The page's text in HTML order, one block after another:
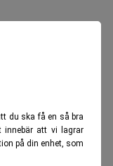
du ska få en så bra
innebär att vi lagrar
på din enhet, som
de tio mest